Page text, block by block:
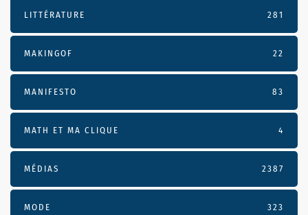
LITTÉRATURE 281
MAKINGOF 22
MANIFESTO 83
MATH ET MA CLIQUE 4
MÉDIAS 2387
MODE 323